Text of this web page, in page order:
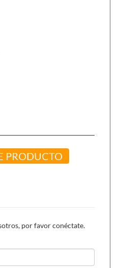
PRODUCTO
por favor conéctate.